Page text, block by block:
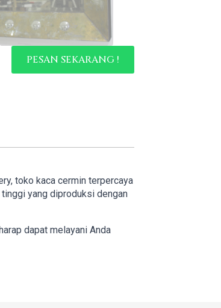
PESAN SEKARANG !
toko kaca cermin terpercaya
yang diproduksi dengan
dapat melayani Anda